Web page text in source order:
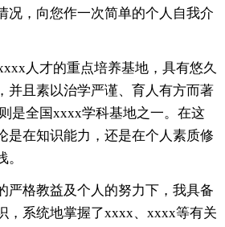
况，向您作一次简单的个人自我介
人才的重点培养基地，具有悠久
并且素以治学严谨、育人有方而著
是全国xxxx学科基地之一。在这
是在知识能力，还是在个人素质修
严格教益及个人的努力下，我具备
，系统地掌握了xxxx、xxxx等有关